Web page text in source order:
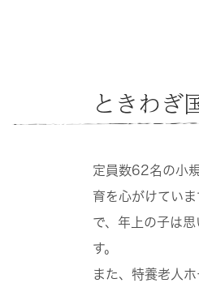
ときわぎ
定員数62名の小
育を心がけてい
で、年上の子は
す。
また、特養老人